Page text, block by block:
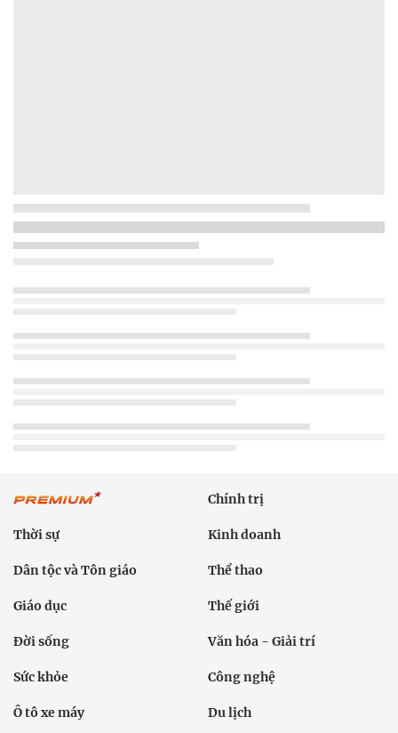
Chính trị
Thời sự Kinh doanh
Dân tộc và Tôn giáo Thể thao
Giáo dục Thế giới
Đời sống Văn hóa - Giải trí
Sức khỏe Công nghệ
Ô tô xe máy Du lịch